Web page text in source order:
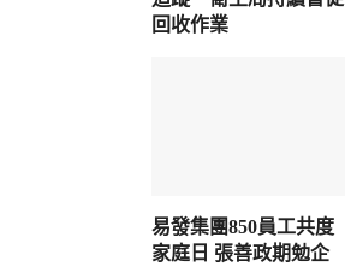
回收作業
易發集團850員工共度
家庭日 張善政期勉企